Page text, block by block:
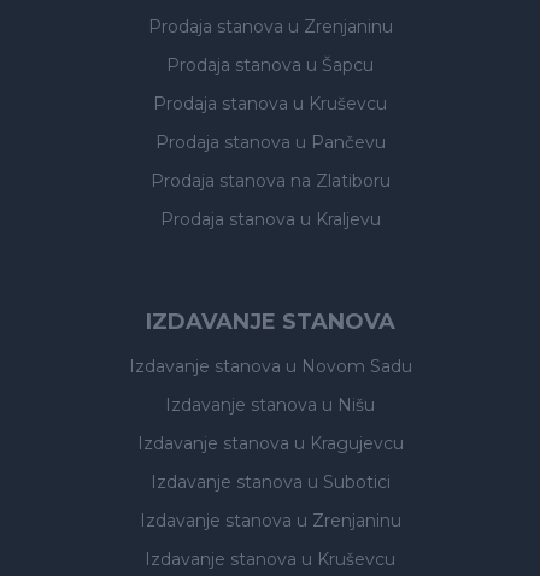
Prodaja stanova u Zrenjaninu
Prodaja stanova u Šapcu
Prodaja stanova u Kruševcu
Prodaja stanova u Pančevu
Prodaja stanova na Zlatiboru
Prodaja stanova u Kraljevu
IZDAVANJE STANOVA
Izdavanje stanova u Novom Sadu
Izdavanje stanova u Nišu
Izdavanje stanova u Kragujevcu
Izdavanje stanova u Subotici
Izdavanje stanova u Zrenjaninu
Izdavanje stanova u Kruševcu